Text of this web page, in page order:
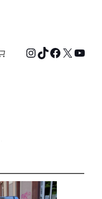
Instagram
TikTok
X